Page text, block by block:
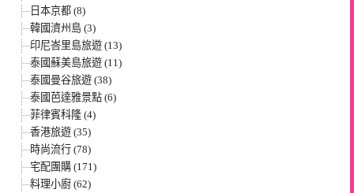
日本京都 (8)
韓國濟州島 (3)
印尼峇里島旅遊 (13)
泰國蘇美島旅遊 (11)
泰國曼谷旅遊 (38)
泰國芭達雅景點 (6)
菲律賓科隆 (4)
香港旅遊 (35)
時尚流行 (78)
宅配團購 (171)
料理小廚 (62)